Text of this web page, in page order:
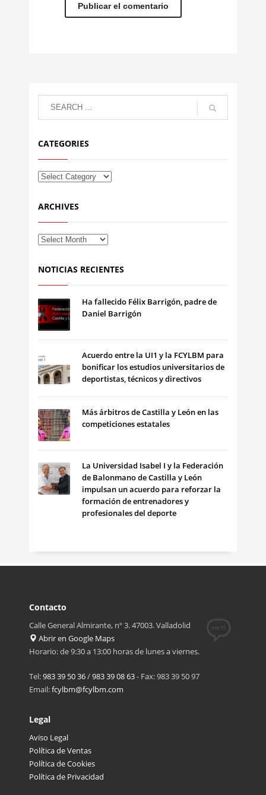
CATEGORIES
ARCHIVES
NOTICIAS RECIENTES
Ha fallecido Félix Barrigón, padre de
Daniel Barrigón
Acuerdo entre la UI1 y la FCYLBM para
bonificar los estudios universitarios de
deportistas, técnicos y directivos
Más árbitros de Castilla y León en las
competiciones estatales
La Universidad Isabel I y la Federación
de Balonmano de Castilla y León
impulsan un acuerdo para reforzar la
formación de entrenadores y
profesionales del deporte
Contacto
Calle General Almirante, nº 3. 47003. Valladolid
Abrir en Google Maps
Horario: de 9:30 a 13:00 horas de lunes a viernes.
Tel:983 39 50 36/983 39 08 63- Fax: 983 39 50 97
Email:fcylbm@fcylbm.com
Legal
Aviso Legal
Política de Ventas
Política de Cookies
Política de Privacidad